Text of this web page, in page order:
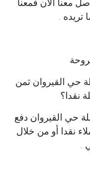
معنا الان فمعنا
.
حي القيروان ثمن
نقدا؟
حي القيروان دفع
نقدا أو من خلال
.